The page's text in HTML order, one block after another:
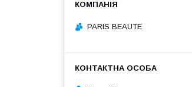
PARIS BEAUTE